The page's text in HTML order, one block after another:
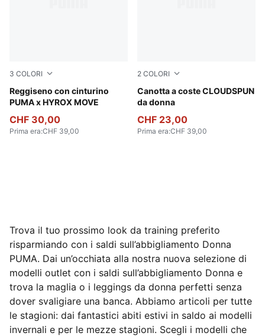
3 COLORI
Reggiseno con cinturino
PUMA x HYROX MOVE
Puma Black
CHF 30,00
Prima era:CHF 39,00
2 COLORI
Canotta a coste CLOUDSPUN
da donna
Puma Black
CHF 23,00
Prima era:CHF 39,00
Trova il tuo prossimo look da training preferito
risparmiando con i saldi sull’abbigliamento Donna
PUMA. Dai un’occhiata alla nostra nuova selezione di
modelli outlet con i saldi sull’abbigliamento Donna e
trova la maglia o i leggings da donna perfetti senza
dover svaligiare una banca. Abbiamo articoli per tutte
le stagioni: dai fantastici abiti estivi in saldo ai modelli
invernali e per le mezze stagioni. Scegli i modelli che